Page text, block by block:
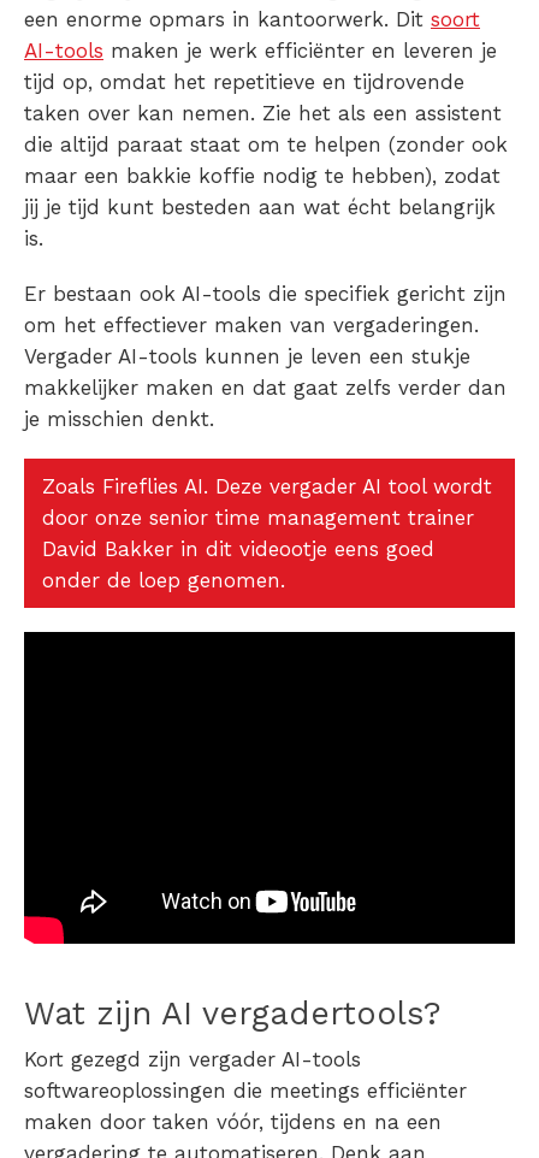
een enorme opmars in kantoorwerk. Dit soort
AI-tools maken je werk efficiënter en leveren je
tijd op, omdat het repetitieve en tijdrovende
taken over kan nemen. Zie het als een assistent
die altijd paraat staat om te helpen (zonder ook
maar een bakkie koffie nodig te hebben), zodat
jij je tijd kunt besteden aan wat écht belangrijk
is.
Er bestaan ook AI-tools die specifiek gericht zijn
om het effectiever maken van vergaderingen.
Vergader AI-tools kunnen je leven een stukje
makkelijker maken en dat gaat zelfs verder dan
je misschien denkt.
Zoals Fireflies AI. Deze vergader AI tool wordt
door onze senior time management trainer
David Bakker in dit videootje eens goed
onder de loep genomen.
Wat zijn AI vergadertools?
Kort gezegd zijn vergader AI-tools
softwareoplossingen die meetings efficiënter
maken door taken vóór, tijdens en na een